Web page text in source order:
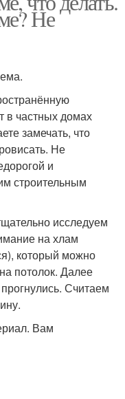
Не
в частных домах
замечать, что
Не
и
строительным
исследуем
на хлам
который можно
потолок. Далее
Считаем
Вам